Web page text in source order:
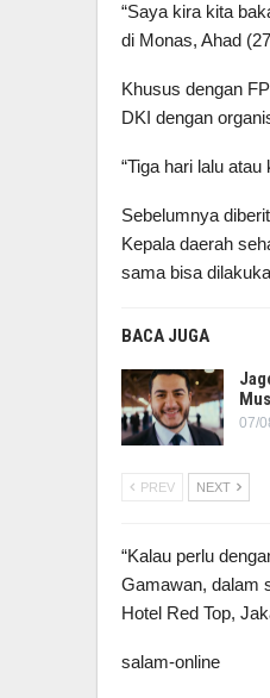
“Saya kira kita
di Monas, Ahad
Khusus dengan
DKI dengan
“Tiga hari lalu
Sebelumnya
Kepala daerah
sama bisa
BACA JUGA
07/
PREV NEXT
“Kalau perlu
Gamawan, dalam
Hotel Red Top,
salam-online